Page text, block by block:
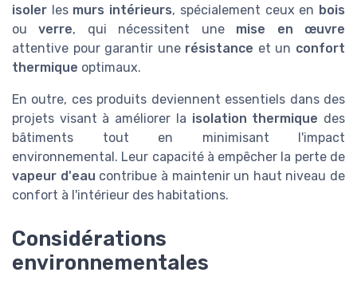
isoler les murs intérieurs, spécialement ceux en bois
ouverre, qui nécessitent une mise en œuvre
attentive pour garantir une résistance et un confort
thermique optimaux.
En outre, ces produits deviennent essentiels dans des
projets visant à améliorer la isolation thermique des
bâtiments tout en minimisant l'impact
environnemental. Leur capacité à empêcher la perte de
vapeur d'eau contribue à maintenir un haut niveau de
confort à l'intérieur des habitations.
Considérations
environnementales